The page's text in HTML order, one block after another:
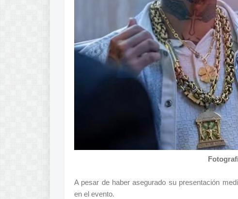
A pesar de haber asegurado su presentación
en el evento.